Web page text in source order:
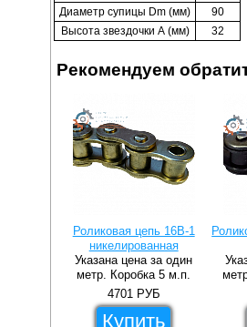
Диаметр супицы Dm (мм)
90
Высота звездочки А (мм)
32
Рекомендуем
Роликовая цепь 16B-1
никелированная
Указана цена за один
метр. Коробка 5 м.п.
4701 РУБ
Купить